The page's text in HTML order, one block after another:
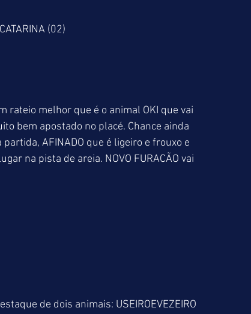
(02)
rateio melhor que é o animal OKI que vai
bem apostado no placé. Chance ainda
AFINADO que é ligeiro e frouxo e
na pista de areia. NOVO FURACÃO vai
de dois animais: USEIROEVEZEIRO